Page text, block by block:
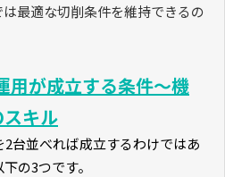
最適な切削条件を維持できるの
用が成立する条件〜機
キル
2台並べれば成立するわけではあ
下の3つです。